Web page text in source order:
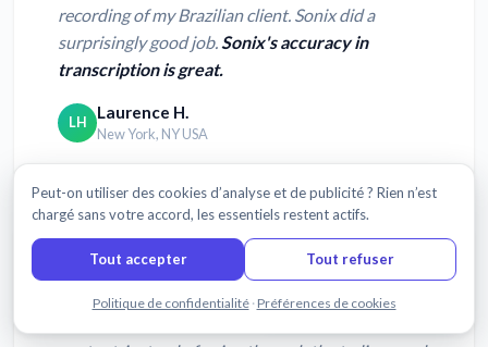
recording of my Brazilian client. Sonix did a
surprisingly good job.Sonix's accuracy in
transcription is great.
LH Laurence H.
New York, NY USA
I love how easy and intuitive it is to use Sonix!
Discuter avec nous
Peut-on utiliser des cookies d’analyse et de publicité ? Rien n’est
chargé sans votre accord, les essentiels restent actifs.
Tout accepter Tout refuser
Politique de confidentialité · Préférences de cookies